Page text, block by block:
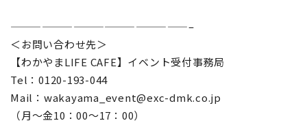
—————————————————–
＜お問い合わせ先＞
【わかやまLIFE CAFE】イベント受付事務局
Tel：0120-193-044
Mail：wakayama_event@exc-dmk.co.jp
（月～金10：00～17：00）